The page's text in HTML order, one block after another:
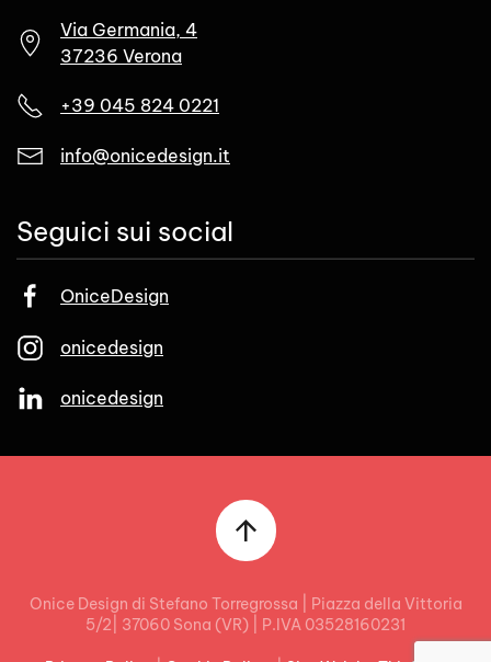
Via Germania, 4
37236 Verona
+39 045 824 0221
info@onicedesign.it
Seguici sui social
OniceDesign
onicedesign
onicedesign
Onice Design di Stefano Torregrossa | Piazza della Vittoria
5/2| 37060 Sona (VR) | P.IVA 03528160231